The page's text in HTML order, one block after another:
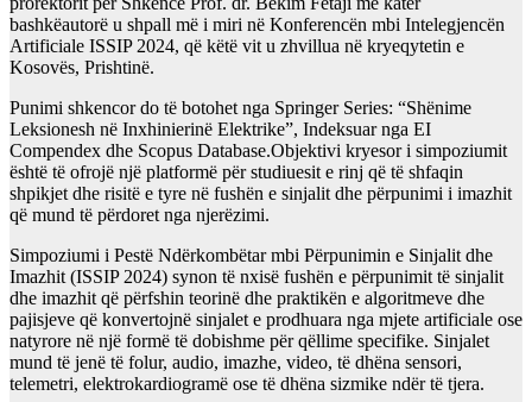
bashkëautorë u shpall më i miri në Konferencën mbi Intelegjencën
Artificiale ISSIP 2024, që këtë vit u zhvillua në kryeqytetin e
Kosovës, Prishtinë.
Punimi shkencor do të botohet nga Springer Series: “Shënime
Leksionesh në Inxhinierinë Elektrike”, Indeksuar nga EI
Compendex dhe Scopus Database.Objektivi kryesor i simpoziumit
është të ofrojë një platformë për studiuesit e rinj që të shfaqin
shpikjet dhe risitë e tyre në fushën e sinjalit dhe përpunimi i imazhit
që mund të përdoret nga njerëzimi.
Simpoziumi i Pestë Ndërkombëtar mbi Përpunimin e Sinjalit dhe
Imazhit (ISSIP 2024) synon të nxisë fushën e përpunimit të sinjalit
dhe imazhit që përfshin teorinë dhe praktikën e algoritmeve dhe
pajisjeve që konvertojnë sinjalet e prodhuara nga mjete artificiale ose
natyrore në një formë të dobishme për qëllime specifike. Sinjalet
mund të jenë të folur, audio, imazhe, video, të dhëna sensori,
telemetri, elektrokardiogramë ose të dhëna sizmike ndër të tjera.